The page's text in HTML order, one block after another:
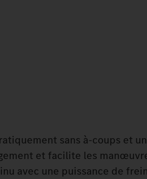
sans à-coups et
et facilite les
avec une puissance de